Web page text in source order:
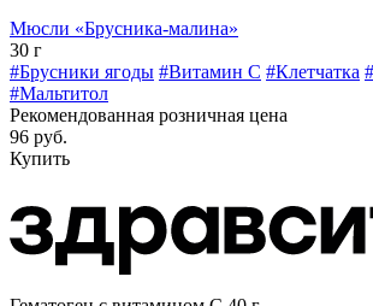
Мюсли «Брусника-малина»
30 г
#Брусники ягоды #Витамин C #Клетчатка
#Мальтитол
Рекомендованная розничная цена
96 руб.
Купить